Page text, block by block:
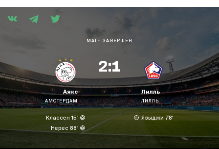
МАТЧ ЗАВЕРШЕН
Аякс
АМСТЕРДАМ
Классен 15'
Нерес 88'
2:1
Лилль
ЛИЛЛЬ
Языджи 78'